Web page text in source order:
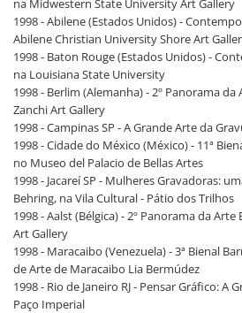
na Midwestern State University Art Gallery
1998 - Abilene (Estados Unidos) -
Abilene Christian University Shore Art
1998 - Baton Rouge (Estados Unidos) -
na Louisiana State University
1998 - Berlim (Alemanha) - 2º Panorama da
Zanchi Art Gallery
1998 - Campinas SP - A Grande Arte da
1998 - Cidade do México (México) - 11ª
no Museo del Palacio de Bellas Artes
1998 - Jacareí SP - Mulheres Gravadoras:
Behring, na Vila Cultural - Pátio dos Trilhos
1998 - Aalst (Bélgica) - 2º Panorama da
Art Gallery
1998 - Maracaibo (Venezuela) - 3ª Bienal
de Arte de Maracaibo Lia Bermúdez
1998 - Rio de Janeiro RJ - Pensar Gráfico: A
Paço Imperial